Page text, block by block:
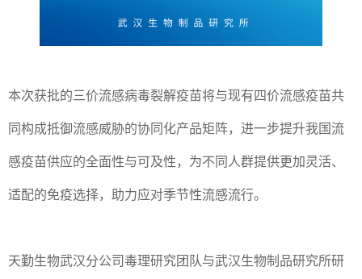
本次获批的三价流感病毒裂解疫苗将与现有四价流感疫苗共
同构成抵御流感威胁的协同化产品矩阵，进一步提升我国流
感疫苗供应的全面性与可及性，为不同人群提供更加灵活、
适配的免疫选择，助力应对季节性流感流行。
天勤生物武汉分公司毒理研究团队与武汉生物制品研究所研